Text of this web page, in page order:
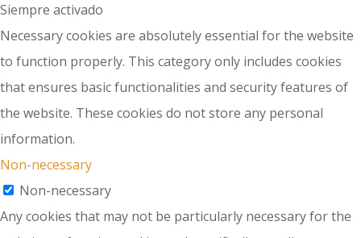
Siempre activado
Necessary cookies are absolutely essential for the website
to function properly. This category only includes cookies
that ensures basic functionalities and security features of
the website. These cookies do not store any personal
information.
Non-necessary
Non-necessary
Any cookies that may not be particularly necessary for the